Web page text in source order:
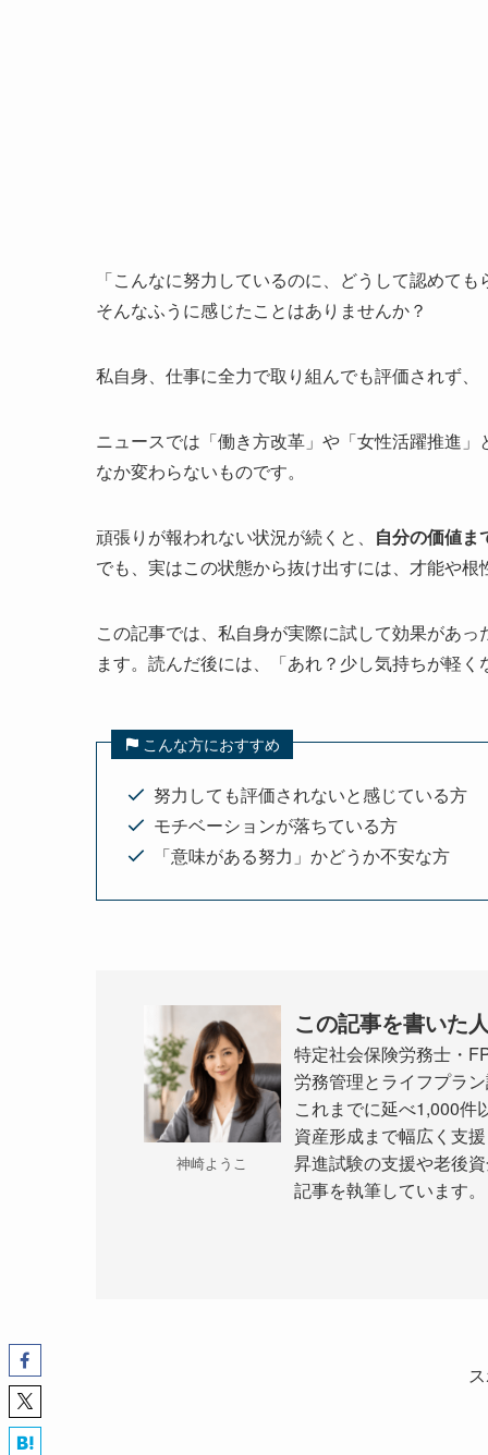
「こんなに努力しているのに、どうして認めて
そんなふうに感じたことはありませんか？
私自身、仕事に全力で取り組んでも評価されず
ニュースでは「働き方改革」や「女性活躍推進
なか変わらないものです。
頑張りが報われない状況が続くと、 自分の価値ま
でも、実はこの状態から抜け出すには、才能や
この記事では、私自身が実際に試して効果があっ
ます。読んだ後には、「あれ？少し気持ちが軽
こんな方におすすめ
努力しても評価されないと感じている方
モチベーションが落ちている方
「意味がある努力」かどうか不安な方
神崎ようこ
この記事を書いた
特定社会保険労務士・
労務管理とライフプラ
これまでに延べ1,000件
資産形成まで幅広く支
昇進試験の支援や老後
記事を執筆しています。